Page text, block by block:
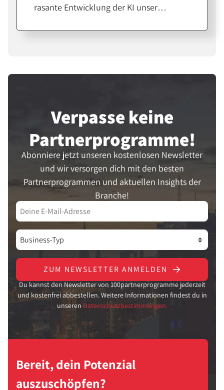
rasante Entwicklung der KI unser
der Online-Suche sowie Chancen und
Verpasse keine
Partner­programme!
Abonniere jetzt unseren kostenlosen Newsletter
und wir versorgen dich mit den besten
Partnerprogrammen und aktuellen Insights der
Branche!
ZUM NEWSLETTER ANMELDEN
Du kannst den Newsletter von 100partnerprogramme jederzeit
und kostenfrei abbestellen. Weitere Informationen findest du in
unseren Datenschutzbestimmungen.
Bereit, dein Potenzial
auszuschöpfen?